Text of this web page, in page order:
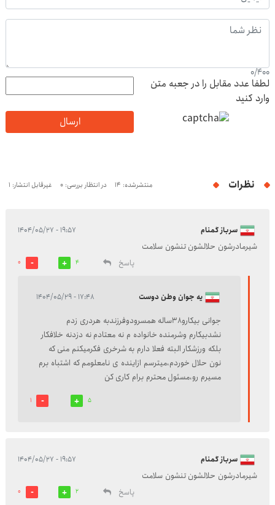
0/400
لطفا عدد مقابل را در جعبه متن
وارد کنید
ارسال
نظرات منتشرشده: 14 در انتظار بررسی: 0 غیرقابل انتشار: 1
سرباز گمنام ۱۹:۵۷ - ۱۴۰۴/۰۵/۲۷
شیرمادرشون حلالشون تنشون سلامت
پاسخ
4
0
یه جوان وطن دوست ۱۷:۴۸ - ۱۴۰۴/۰۵/۲۹
جوانی بیکارو38ساله همسرودوفرزندبه هردری زدم
نشدبیکارم وشرمنده خانواده م نه معتادم نه دزدنه خلافکار
بلکه ورزشکار البته فعلا دارم به شرخری فکرمیکنم منی که
نون حلال خوردم،میترسم ازاینده ی نامعلومم که اشتباه برم
مسیرم رو،مسئول محترم برام کاری کن
5
1
سرباز گمنام ۱۹:۵۷ - ۱۴۰۴/۰۵/۲۷
شیرمادرشون حلالشون تنشون سلامت
پاسخ
2
0